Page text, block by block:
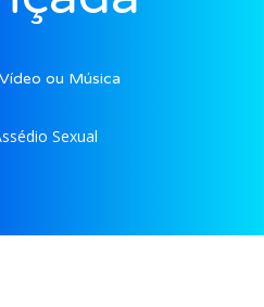
Vídeo ou Música
Sexual